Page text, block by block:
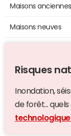
Maisons anciennes
Maisons neuves
Risques
Inondation,
de forêt...